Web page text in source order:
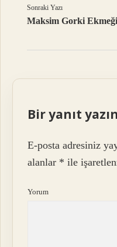
Sonraki Yazı
Maksim Gorki
Bir yanıt yazın
E-posta adresiniz
alanlar * ile
Yorum